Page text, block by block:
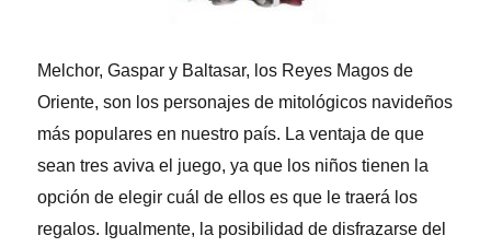
Melchor, Gaspar y Baltasar, los Reyes Magos de
Oriente, son los personajes de mitológicos navideños
más populares en nuestro país. La ventaja de que
sean tres aviva el juego, ya que los niños tienen la
opción de elegir cuál de ellos es que le traerá los
regalos. Igualmente, la posibilidad de disfrazarse del